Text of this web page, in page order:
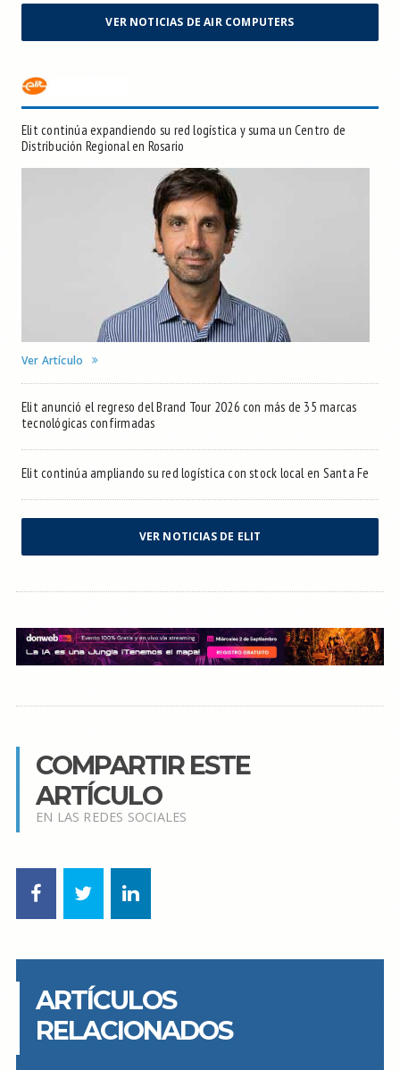
VER NOTICIAS DE AIR COMPUTERS
Elit continúa expandiendo su red logística y suma un Centro de
Distribución Regional en Rosario
Ver Artículo
Elit anunció el regreso del Brand Tour 2026 con más de 35 marcas
tecnológicas confirmadas
Elit continúa ampliando su red logística con stock local en Santa Fe
VER NOTICIAS DE ELIT
COMPARTIR ESTE
ARTÍCULO
EN LAS REDES SOCIALES
ARTÍCULOS
RELACIONADOS